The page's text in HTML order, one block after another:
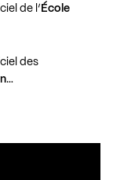
de l’ École
des
…